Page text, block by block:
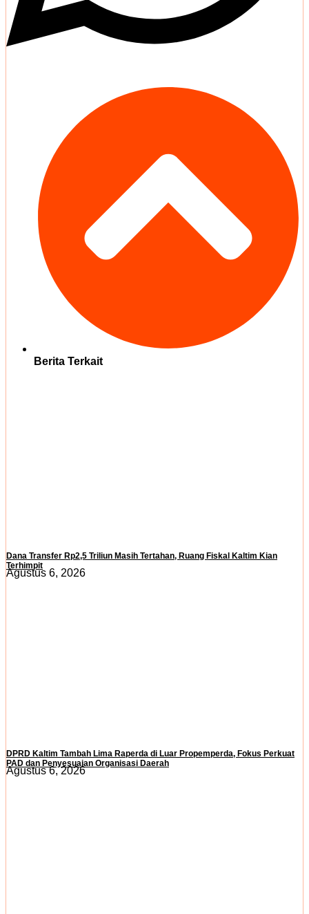
Berita Terkait
Dana Transfer Rp2,5 Triliun Masih Tertahan, Ruang Fiskal Kaltim Kian
Terhimpit
Agustus 6, 2026
DPRD Kaltim Tambah Lima Raperda di Luar Propemperda, Fokus Perkuat
PAD dan Penyesuaian Organisasi Daerah
Agustus 6, 2026